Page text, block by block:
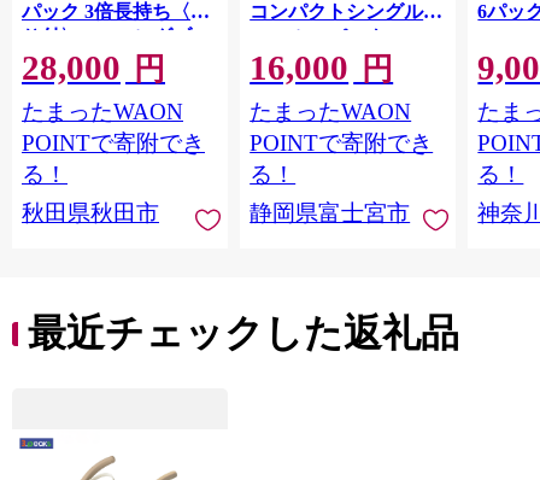
パック 3倍長持ち〈香
り付〉4ロール(ダブ
ル)×12パック 日用品
最短翌日発送 [スコッ
ティ フラワーパック
トイレットペーパー
日本製紙クレシア] 秋
田県秋田市
28,000 円
たまったWAON
POINTで寄附でき
る！
秋田県秋田市
コンパクトシングル 8
ロール×8パック 64ロ
ール 1.5倍巻 82.5m
トイレットペーパー
シングル パルプ100％
香りつき 日用品 消耗
品 備蓄
16,000 円
たまったWAON
POINTで寄附でき
る！
静岡県富士宮市
6パッ
FSCリ
長巻タ
100％
防災
ペー
川県
トペー
たま
る！
神奈
最近チェックした返礼品